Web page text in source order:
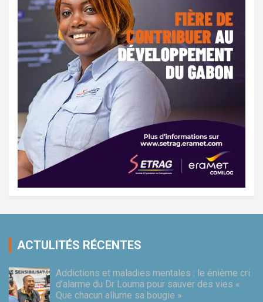
ACTULITÉS RÉCENTES
Addictions et maladies mentales : le énième cri
d’alarme du Dr Louma pour sauver des vies «
Que chacun allume sa bougie »